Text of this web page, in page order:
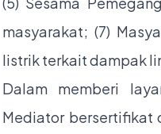
masyarakat; (7)
listrik terkait dampak
Dalam memberi
Mediator bersertifikat